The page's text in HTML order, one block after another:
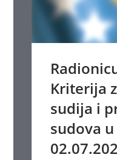
Kriterija
sudija i
sudova u